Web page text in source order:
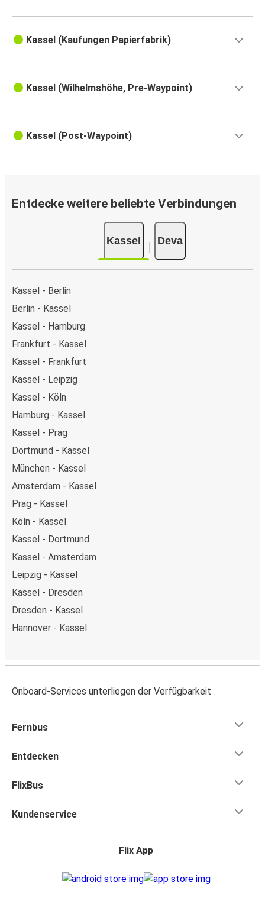
Kassel (Kaufungen Papierfabrik)
Kassel (Wilhelmshöhe, Pre-Waypoint)
Kassel (Post-Waypoint)
Entdecke weitere beliebte Verbindungen
Kassel Deva
Kassel - Berlin
Berlin - Kassel
Kassel - Hamburg
Frankfurt - Kassel
Kassel - Frankfurt
Kassel - Leipzig
Kassel - Köln
Hamburg - Kassel
Kassel - Prag
Dortmund - Kassel
München - Kassel
Amsterdam - Kassel
Prag - Kassel
Köln - Kassel
Kassel - Dortmund
Kassel - Amsterdam
Leipzig - Kassel
Kassel - Dresden
Dresden - Kassel
Hannover - Kassel
Onboard-Services unterliegen der Verfügbarkeit
Fernbus
Entdecken
FlixBus
Kundenservice
Flix App